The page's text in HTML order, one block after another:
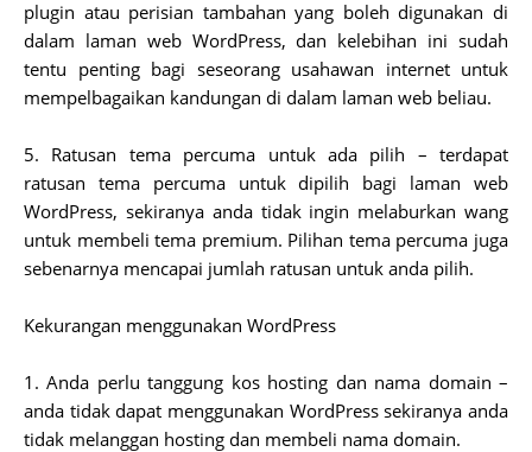
plugin atau perisian tambahan yang boleh digunakan di
dalam laman web WordPress, dan kelebihan ini sudah
tentu penting bagi seseorang usahawan internet untuk
mempelbagaikan kandungan di dalam laman web beliau.
5. Ratusan tema percuma untuk ada pilih – terdapat
ratusan tema percuma untuk dipilih bagi laman web
WordPress, sekiranya anda tidak ingin melaburkan wang
untuk membeli tema premium. Pilihan tema percuma juga
sebenarnya mencapai jumlah ratusan untuk anda pilih.
Kekurangan menggunakan WordPress
1. Anda perlu tanggung kos hosting dan nama domain –
anda tidak dapat menggunakan WordPress sekiranya anda
tidak melanggan hosting dan membeli nama domain.